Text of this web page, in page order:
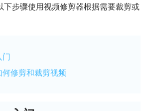
下步骤使用视频修剪器根据需要裁剪或
修剪和裁剪视频